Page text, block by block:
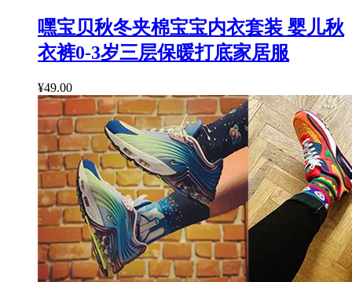
嘿宝贝秋冬夹棉宝宝内衣套装 婴儿秋
衣裤0-3岁三层保暖打底家居服
¥49.00